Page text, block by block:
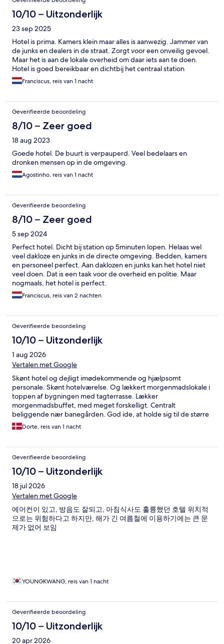
10/10 – Uitzonderlijk
23 sep 2025
Hotel is prima. Kamers klein maar alles is aanwezig. Jammer van
de junks en dealers in de straat. Zorgt voor een onveilig gevoel.
Maar het is aan de lokale overheid om daar iets aan te doen.
Hotel is goed bereikbaar en dichtbij het centraal station
Franciscus, reis van 1 nacht
Geverifieerde beoordeling
8/10 – Zeer goed
18 aug 2023
Goede hotel. De buurt is verpauperd. Veel bedelaars en
dronken mensen op in de omgeving.
Agostinho, reis van 1 nacht
Geverifieerde beoordeling
8/10 – Zeer goed
5 sep 2024
Perfect hotel. Dicht bij station op 5minuten lopen. Helaas wel
veel dakloze en junks in de directe omgeving. Bedden, kamers
en personeel perfect. Aan daklozen en junks kan het hotel niet
veel doen. Dat is een taak voor de overheid en politie. Maar
nogmaals, het hotel is perfect.
Franciscus, reis van 2 nachten
Geverifieerde beoordeling
10/10 – Uitzonderlijk
1 aug 2026
Vertalen met Google
Skønt hotel og dejligt imødekommende og hjælpsomt
personale. Skønt hotelværelse. Og lækkert morgenmadslokale i
toppen af bygningen med tagterrasse. Lækker
morgenmadsbuffet, med meget forskelligt. Centralt
beliggende nær banegården. God ide, at holde sig til de større
gader, når man går i området.
Dorte, reis van 1 nacht
Geverifieerde beoordeling
10/10 – Uitzonderlijk
18 jul 2026
Vertalen met Google
에어컨이 있고, 방음도 잘되고, 아침식사도 훌륭했던 호텔 위치적
으로는 위험하다고 하지만, 해가 긴 여름철에 이용하기에는 큰 문
제가 없어 보임
YOUNGKWANG, reis van 1 nacht
Geverifieerde beoordeling
10/10 – Uitzonderlijk
20 apr 2026